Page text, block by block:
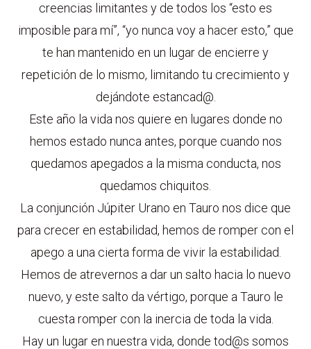
creencias limitantes y de todos los “esto es
imposible para mí”, “yo nunca voy a hacer esto,” que
te han mantenido en un lugar de encierre y
repetición de lo mismo, limitando tu crecimiento y
dejándote estancad@.
Este año la vida nos quiere en lugares donde no
hemos estado nunca antes, porque cuando nos
quedamos apegados a la misma conducta, nos
quedamos chiquitos.
La conjunción Júpiter Urano en Tauro nos dice que
para crecer en estabilidad, hemos de romper con el
apego a una cierta forma de vivir la estabilidad.
Hemos de atrevernos a dar un salto hacia lo nuevo
nuevo, y este salto da vértigo, porque a Tauro le
cuesta romper con la inercia de toda la vida.
Hay un lugar en nuestra vida, donde tod@s somos